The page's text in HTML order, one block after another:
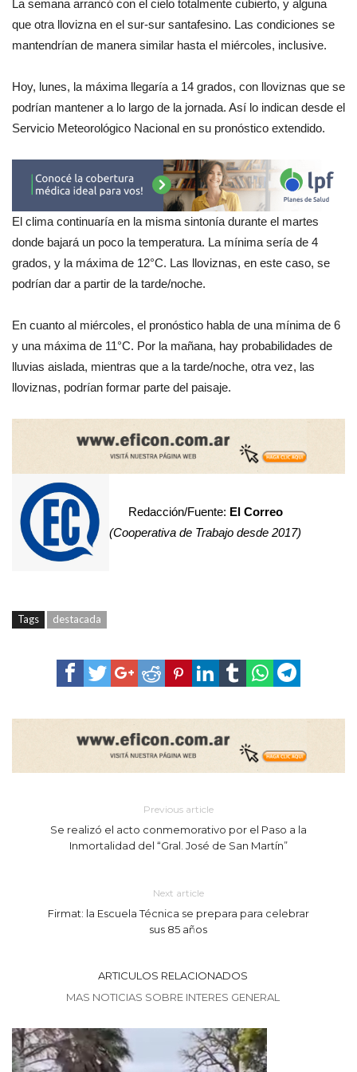
La semana arrancó con el cielo totalmente cubierto, y alguna
que otra llovizna en el sur-sur santafesino. Las condiciones se
mantendrían de manera similar hasta el miércoles, inclusive.
Hoy, lunes, la máxima llegaría a 14 grados, con lloviznas que se
podrían mantener a lo largo de la jornada. Así lo indican desde el
Servicio Meteorológico Nacional en su pronóstico extendido.
El clima continuaría en la misma sintonía durante el martes
donde bajará un poco la temperatura. La mínima sería de 4
grados, y la máxima de 12°C. Las lloviznas, en este caso, se
podrían dar a partir de la tarde/noche.
En cuanto al miércoles, el pronóstico habla de una mínima de 6
y una máxima de 11°C. Por la mañana, hay probabilidades de
lluvias aislada, mientras que a la tarde/noche, otra vez, las
lloviznas, podrían formar parte del paisaje.
Redacción/Fuente: El Correo
(Cooperativa de Trabajo desde 2017)
Tags destacada
Previous article
Se realizó el acto conmemorativo por el Paso a la
Inmortalidad del “Gral. José de San Martín”
Next article
Firmat: la Escuela Técnica se prepara para celebrar
sus 85 años
ARTICULOS RELACIONADOS
MAS NOTICIAS SOBRE INTERES GENERAL